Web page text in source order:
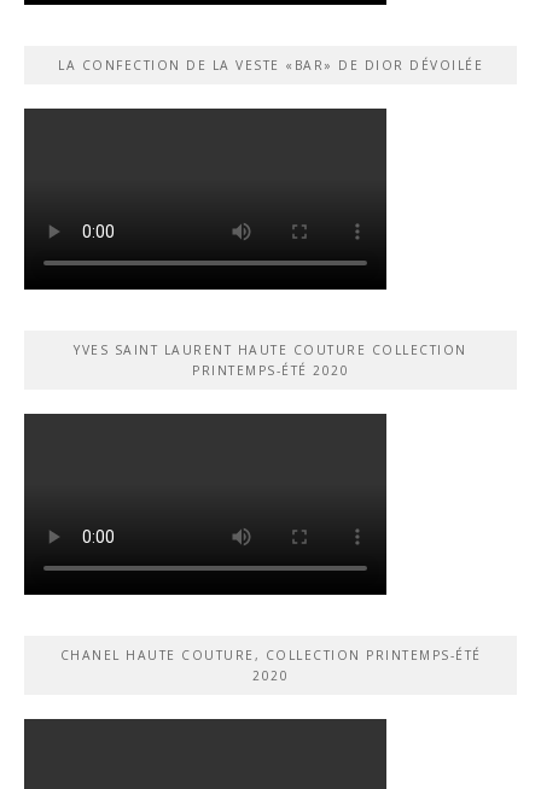
LA CONFECTION DE LA VESTE «BAR» DE DIOR DÉVOILÉE
YVES SAINT LAURENT HAUTE COUTURE COLLECTION
PRINTEMPS-ÉTÉ 2020
CHANEL HAUTE COUTURE, COLLECTION PRINTEMPS-ÉTÉ
2020